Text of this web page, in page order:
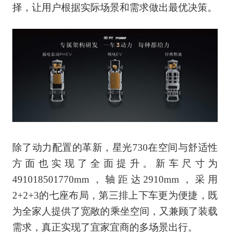
择，让用户根据实际场景和需求做出最优决策。
除了动力配置的革新，星光730在空间与舒适性
方面也实现了全面提升。新车尺寸为
491018501770mm，轴距达2910mm，采用
2+2+3的七座布局，第三排上下车更为便捷，既
为全家人提供了宽敞的乘坐空间，又兼顾了装载
需求，真正实现了宜家宜商的多场景出行。